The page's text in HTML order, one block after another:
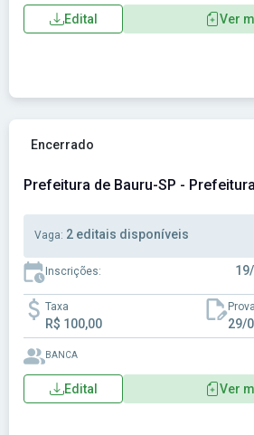
Edital Ver
Ver concurso: Prefeitura de Bauru-
Encerrado
Prefeitura de Bauru-SP -
Vaga: 2 editais disponíveis
Inscrições:
Taxa
R$ 100,00
Prova
29/
BANCA
Edital Ver